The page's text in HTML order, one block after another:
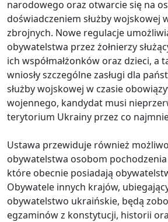
narodowego oraz otwarcie się na
doświadczeniem służby wojskowej
zbrojnych. Nowe regulacje
obywatelstwa przez żołnierzy
ich współmałżonków oraz dzieci, a
wniosły szczególne zasługi dla
służby wojskowej w czasie
wojennego, kandydat musi
terytorium Ukrainy przez co
Ustawa przewiduje również
obywatelstwa osobom
które obecnie posiadają
Obywatele innych krajów,
obywatelstwo ukraińskie, będą
egzaminów z konstytucji, historii